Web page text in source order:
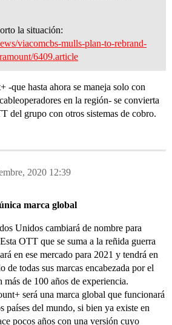
la situación:
viacomcbs-mulls-plan-to-rebrand-
6409.article
-que hasta ahora se maneja solo con
en la región- se convierta
del grupo con otros sistemas de cobro.
2020 12:39
marca global
Unidos cambiará de nombre para
OTT que se suma a la reñida guerra
en ese mercado para 2021 y tendrá en
de todas sus marcas encabezada por el
de 100 años de experiencia.
será una marca global que funcionará
países del mundo, si bien ya existe en
pocos años con una versión cuyo